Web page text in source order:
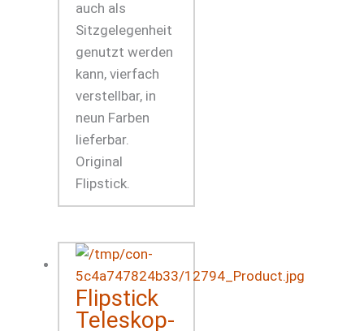
auch als
Sitzgelegenheit
genutzt werden
kann, vierfach
verstellbar, in
neun Farben
lieferbar.
Original
Flipstick.
Flipstick
Teleskop-